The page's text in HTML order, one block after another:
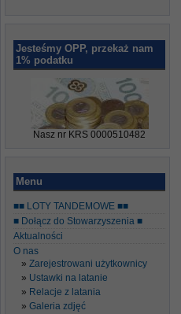
Jesteśmy OPP, przekaż nam
1% podatku
Nasz nr KRS 0000510482
Menu
■■ LOTY TANDEMOWE ■■
■ Dołącz do Stowarzyszenia ■
Aktualności
O nas
Zarejestrowani użytkownicy
Ustawki na latanie
Relacje z latania
Galeria zdjęć